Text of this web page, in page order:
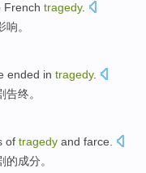
French tragedy.
。
ended in tragedy.
告终。
of tragedy and farce
的成分。